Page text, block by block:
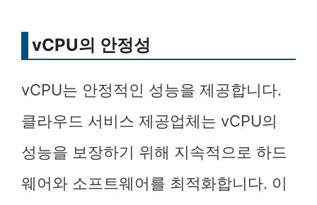
vCPU의 안정성
vCPU는 안정적인 성능을 제공합니다.
클라우드 서비스 제공업체는 vCPU의
성능을 보장하기 위해 지속적으로 하드
웨어와 소프트웨어를 최적화합니다. 이